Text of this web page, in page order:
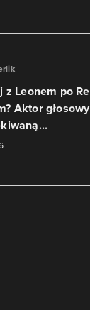
z Leonem po
Aktor